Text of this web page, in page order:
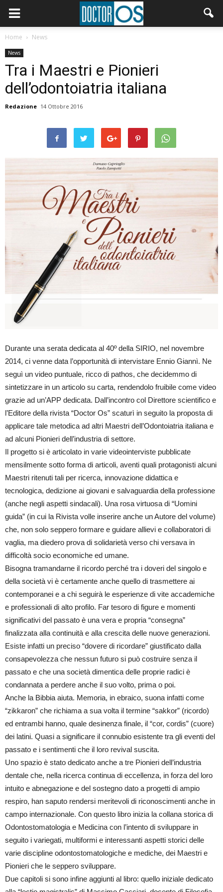
Home News
News
Tra i Maestri e Pionieri
dell’odontoiatria italiana
Redazione 14 Ottobre 2016
Durante una serata dedicata al 40º della SIRIO, nel novembre
2014, ci venne data l’opportunità di intervistare Ennio Giannì. Ne
seguì un video puntuale, ricco di pathos, che decidemmo di
sintetizzare in un articolo su carta, rendendolo fruibile come video
grazie ad un’APP dedicata. Dall’incontro col Direttore scientifico e
l’Editore della rivista “Doctor Os” scaturì in seguito la proposta di
applicare tale metodica ad altri Maestri dell’Odontoiatria italiana e
ad alcuni Pionieri dell’industria di settore.
Il progetto si è articolato in varie videointerviste pubblicate
mensilmente sotto forma di articoli, aventi quali protagonisti alcuni
Maestri ritenuti tali per ricerca, innovazione didattica e
tecnologica, dedizione ai giovani e salvaguardia della professione
(anche negli aspetti sindacali). Una rosa virtuosa di “Uomini
guida” (in cui la Rivista volle inserire anche un Autore del volume)
che, non solo seppero formare e guidare allievi e collaboratori di
vaglia, ma diedero prova di solidarietà verso chi versava in
difficoltà socio economiche ed umane.
Bisogna tramandarne il ricordo perché tra i doveri del singolo e
della società vi è certamente anche quello di trasmettere ai
contemporanei e a chi seguirà le esperienze di vite accademiche
e professionali di alto profilo. Far tesoro di figure e momenti
significativi del passato è una vera e propria “consegna”
finalizzata alla continuità e alla crescita delle nuove generazioni.
Esiste infatti un preciso “dovere di ricordare” giustificato dalla
consapevolezza che nessun futuro si può costruire senza il
passato e che una società dimentica delle proprie radici è
condannata a perdere anche il suo volto, prima o poi.
Anche la Bibbia aiuta. Memoria, in ebraico, suona infatti come
“zikkaron” che richiama a sua volta il termine “sakkor” (ricordo)
ed entrambi hanno, quale desinenza finale, il “cor, cordis” (cuore)
dei latini. Quasi a significare il connubio esistente tra gli eventi del
passato e i sentimenti che il loro revival suscita.
Uno spazio è stato dedicato anche a tre Pionieri dell’industria
dentale che, nella ricerca continua di eccellenza, in forza del loro
intuito e abnegazione e del sostegno dato a progetti di ampio
respiro, han saputo rendersi meritevoli di riconoscimenti anche in
campo internazionale. Con questo libro inizia la collana storica di
Odontostomatologia e Medicina con l’intento di sviluppare in
seguito i variegati, multiformi e interessanti aspetti storici delle
varie discipline odontostomatologiche e mediche, dei Maestri e
Pionieri che le seppero sviluppare.
Due capitoli si sono infine aggiunti al libro: quello iniziale dedicato